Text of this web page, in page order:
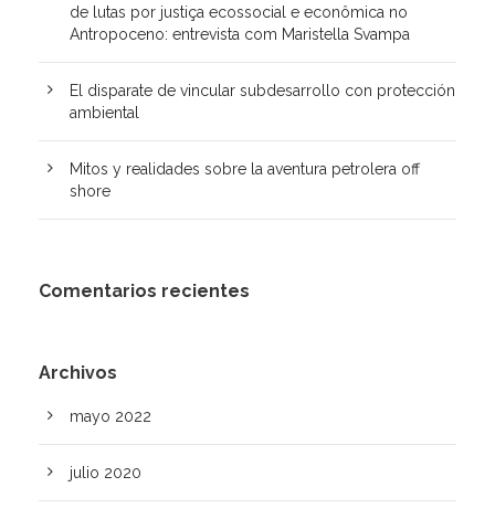
de lutas por justiça ecossocial e econômica no
Antropoceno: entrevista com Maristella Svampa
El disparate de vincular subdesarrollo con protección
ambiental
Mitos y realidades sobre la aventura petrolera off
shore
Comentarios recientes
Archivos
mayo 2022
julio 2020